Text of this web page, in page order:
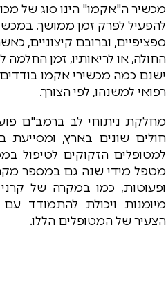
מכשיר ה"אקמו" הינו סוג של
להפעיל לפרק זמן ממושך.
ספציפיים, וברובם קיצוניים,
החולה, או לריאותיו, זמן
ישנם כמה מכשירי אקמו
רפואי למשנהו, לפי הצורך.
מחלקת ניתוחי לב ברמב"ם
חולים שונים בארץ, ומסייעת
למטופלים הזקוקים לטיפול
מטפל מידי שנה גם במספר
ופעוטות, כמו במקרה של קרני
מיומנות ויכולת להתמודד
הצעיר של המטופלים הללו.